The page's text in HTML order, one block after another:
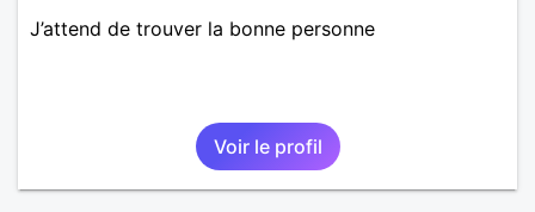
J’attend de trouver la bonne personne
Voir le profil